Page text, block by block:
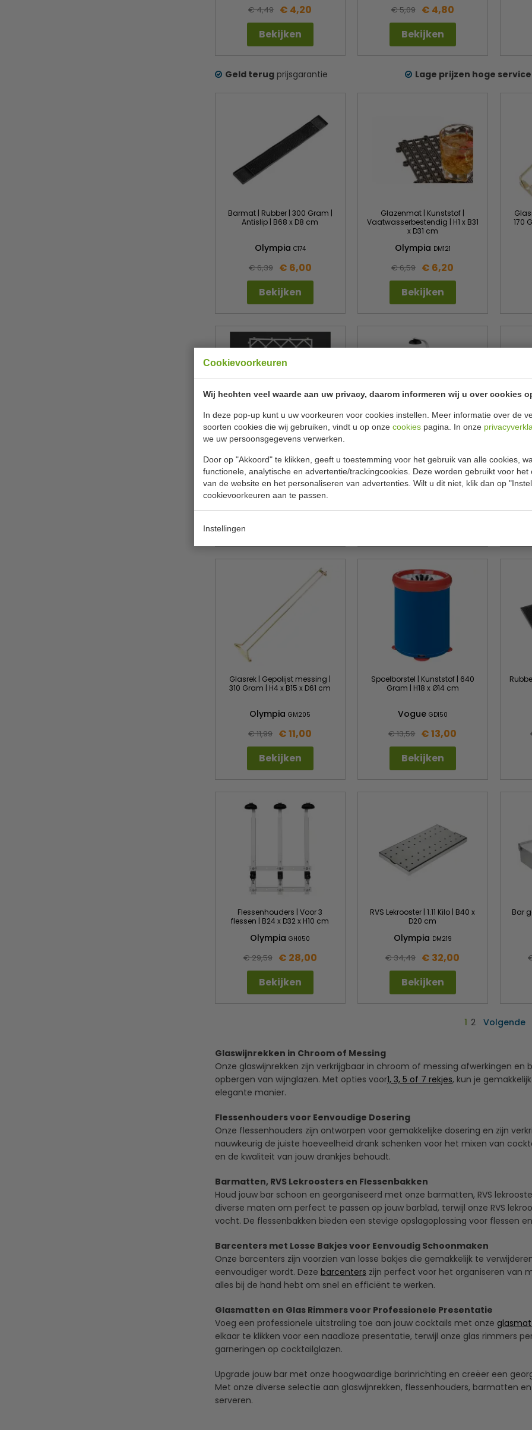
Cookievoorkeuren
Wij hechten veel waarde aan uw privacy, daarom informeren wij u over cookies
In deze pop-up kunt u uw voorkeuren voor cookies instellen. Meer informatie over de
soorten cookies die wij gebruiken, vindt u op onze cookies pagina. In onze
we uw persoonsgegevens verwerken.
Door op "Akkoord" te klikken, geeft u toestemming voor het gebruik van alle cookies,
functionele, analytische en advertentie/trackingcookies. Deze worden gebruikt voor het
van de website en het personaliseren van advertenties. Wilt u dit niet, klik dan op
cookievoorkeuren aan te passen.
Instellingen
€ 4,49 € 4,20
Bekijken
€ 5,09 € 4,80
Bekijken
Barmat | Rubber | 300 Gram |
Antislip | B68 x D8 cm
Olympia C174
€ 6,39 € 6,00
Bekijken
Glazenmat | Kunststof |
Vaatwasserbestendig | H1 x B31
x D31 cm
Olympia DM121
€ 6,59 € 6,20
Bekijken
170
Glazenmatten | 10 stuks |
Kunststof | 350 Gram | B32 x
D21 cm
Vogue D824
€ 8,39 € 7,90
Gram | H31 x D15 cm
Olympia K488
Glasrek | Gepolijst messing |
310 Gram | H4 x B15 x D61 cm
OlympiaGM205
€ 11,99 € 11,00
Bekijken
Spoelborstel | Kunststof | 640
Gram | H18 x Ø14 cm
Vogue GD150
€ 13,59 € 13,00
Bekijken
Flessenhouders | Voor 3
flessen | B24 x D32 x H10 cm
OlympiaGH050
€ 29,59 € 28,00
Bekijken
RVS Lekrooster | 1.11 Kilo | B40 x
D20 cm
Olympia DM219
€ 34,49 € 32,00
Bekijken
Bar
Geld terugprijsgarantie Lage prijzen hoge service
1 2 Volgende
Glaswijnrekken in Chroom of Messing
Onze glaswijnrekken zijn verkrijgbaar in chroom of messing afwerkingen
opbergen van wijnglazen. Met opties voor1, 3, 5 of 7 rekjes, kun je
elegante manier.
Flessenhouders voor Eenvoudige Dosering
Onze flessenhouders zijn ontworpen voor gemakkelijke dosering en zijn
nauwkeurig de juiste hoeveelheid drank schenken voor het mixen van
en de kwaliteit van jouw drankjes behoudt.
Barmatten, RVS Lekroosters en Flessenbakken
Houd jouw bar schoon en georganiseerd met onze barmatten, RVS
diverse maten om perfect te passen op jouw barblad, terwijl onze RVS
vocht. De flessenbakken bieden een stevige opslagoplossing voor flessen
Barcenters met Losse Bakjes voor Eenvoudig Schoonmaken
Onze barcenters zijn voorzien van losse bakjes die gemakkelijk te
eenvoudiger wordt. Deze barcenters zijn perfect voor het organiseren van
alles bij de hand hebt om snel en efficiënt te werken.
Glasmatten en Glas Rimmers voor Professionele Presentatie
Voeg een professionele uitstraling toe aan jouw cocktails met onze
elkaar te klikken voor een naadloze presentatie, terwijl onze glas rimmers
garneringen op cocktailglazen.
Upgrade jouw bar met onze hoogwaardige barinrichting en creëer een
Met onze diverse selectie aan glaswijnrekken, flessenhouders, barmatten
serveren.